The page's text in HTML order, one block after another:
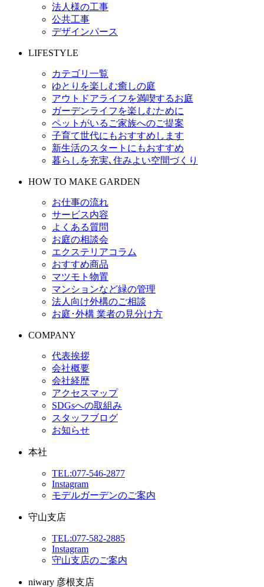
法人様の工事
公共工事
デザインパース
LIFESTYLE
カテゴリ一覧
ゆとりを楽しむ癒しの庭
アウトドアライフを満喫するお庭
ガーデンライフを楽しむために
ペットがいるご家族へのご提案
子育て世代にもおすすめします
新生活のスタートにもおすすめ
暮らしを充実､住みよい空間づくり
HOW TO MAKE GARDEN
お仕事の流れ
サービス内容
よくある質問
お庭の相談会
エクステリアコラム
おすすめ商品
マツモト物置
マンションなど緑の管理
法人向け外構のご相談
お庭･外構 業者の見分け方
COMPANY
代表挨拶
会社概要
会社経歴
アクセスマップ
SDGsへの取組み
スタッフブログ
お知らせ
本社
TEL:077-546-2877
Instagram
モデルガーデンのご案内
守山支店
TEL:077-582-2885
Instagram
守山支店のご案内
niwary 彦根支店